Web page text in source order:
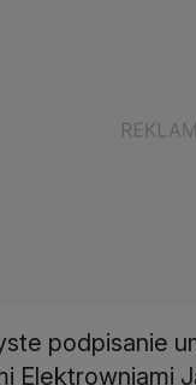
podpisanie
Elektrowniami